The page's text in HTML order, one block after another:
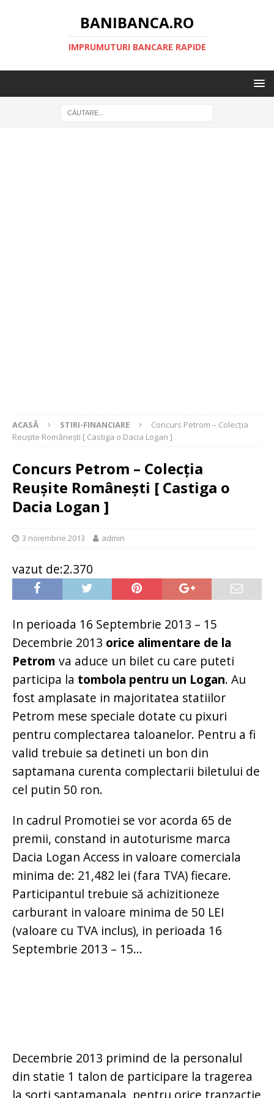
BANIBANCA.RO
IMPRUMUTURI BANCARE RAPIDE
ACASĂ STIRI-FINANCIARE
Concurs Petrom – Colecția
Reușite Românești [ Castiga o Dacia Logan ]
Concurs Petrom – Colecția
Reușite Românești [ Castiga o
Dacia Logan ]
3 noiembrie 2013 admin
vazut de:2.370
In perioada 16 Septembrie 2013 – 15
Decembrie 2013 orice alimentare de la
Petrom va aduce un bilet cu care puteti
participa la tombola pentru un Logan. Au
fost amplasate in majoritatea statiilor
Petrom mese speciale dotate cu pixuri
pentru complectarea taloanelor. Pentru a fi
valid trebuie sa detineti un bon din
saptamana curenta complectarii biletului de
cel putin 50 ron.
In cadrul Promotiei se vor acorda 65 de
premii, constand in autoturisme marca
Dacia Logan Access in valoare comerciala
minima de: 21,482 lei (fara TVA) fiecare.
Participantul trebuie să achizitioneze
carburant in valoare minima de 50 LEI
(valoare cu TVA inclus), in perioada 16
Septembrie 2013 – 15...
Decembrie 2013 primind de la personalul
din statie 1 talon de participare la tragerea